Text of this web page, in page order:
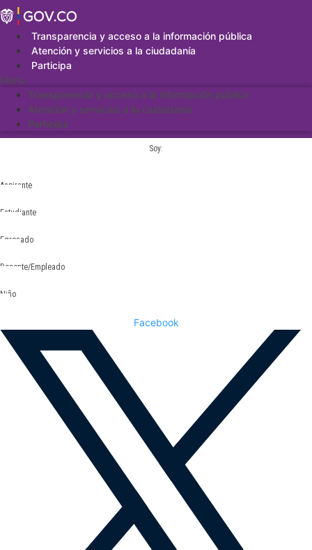
Saltar
al
contenidoTransparencia y acceso a la información pública
Atención y servicios a la ciudadanía
Participa
Menu
Transparencia y acceso a la información pública
Atención y servicios a la ciudadanía
Participa
Soy:
Aspirante
Estudiante
Egresado
Docente/Empleado
Niño
Facebook